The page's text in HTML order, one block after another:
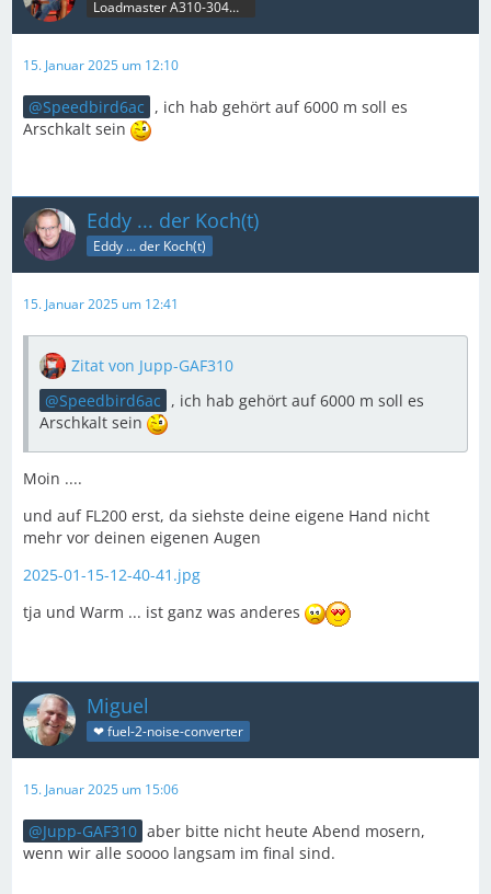
Loadmaster A310-304MRT & B707C
15. Januar 2025 um 12:10
Speedbird6ac , ich hab gehört auf 6000 m soll es
Arschkalt sein
Eddy ... der Koch(t)
Eddy ... der Koch(t)
15. Januar 2025 um 12:41
Zitat von Jupp-GAF310
Speedbird6ac , ich hab gehört auf 6000 m soll es
Arschkalt sein
Moin ....
und auf FL200 erst, da siehste deine eigene Hand nicht
mehr vor deinen eigenen Augen
2025-01-15-12-40-41.jpg
tja und Warm ... ist ganz was anderes
Miguel
❤ fuel-2-noise-converter
15. Januar 2025 um 15:06
Jupp-GAF310 aber bitte nicht heute Abend mosern,
wenn wir alle soooo langsam im final sind.